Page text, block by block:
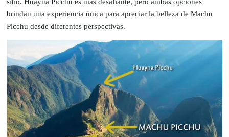
brindan una experiencia única para apreciar la belleza de Machu
Picchu desde diferentes perspectivas.